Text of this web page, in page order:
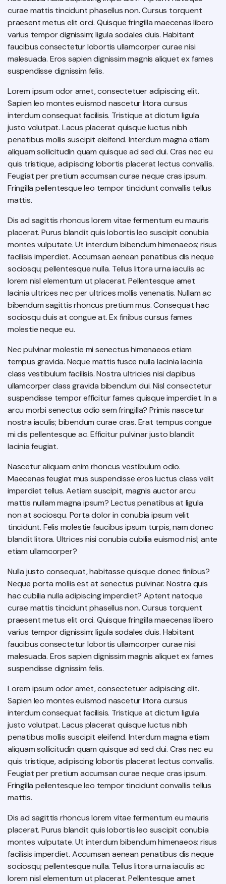
curae mattis tincidunt phasellus non. Cursus torquent
praesent metus elit orci. Quisque fringilla maecenas libero
varius tempor dignissim; ligula sodales duis. Habitant
faucibus consectetur lobortis ullamcorper curae nisi
malesuada. Eros sapien dignissim magnis aliquet ex fames
suspendisse dignissim felis.
Lorem ipsum odor amet, consectetuer adipiscing elit.
Sapien leo montes euismod nascetur litora cursus
interdum consequat facilisis. Tristique at dictum ligula
justo volutpat. Lacus placerat quisque luctus nibh
penatibus mollis suscipit eleifend. Interdum magna etiam
aliquam sollicitudin quam quisque ad sed dui. Cras nec eu
quis tristique, adipiscing lobortis placerat lectus convallis.
Feugiat per pretium accumsan curae neque cras ipsum.
Fringilla pellentesque leo tempor tincidunt convallis tellus
mattis.
Dis ad sagittis rhoncus lorem vitae fermentum eu mauris
placerat. Purus blandit quis lobortis leo suscipit conubia
montes vulputate. Ut interdum bibendum himenaeos; risus
facilisis imperdiet. Accumsan aenean penatibus dis neque
sociosqu; pellentesque nulla. Tellus litora urna iaculis ac
lorem nisl elementum ut placerat. Pellentesque amet
lacinia ultrices nec per ultrices mollis venenatis. Nullam ac
bibendum sagittis rhoncus pretium mus. Consequat hac
sociosqu duis at congue at. Ex finibus cursus fames
molestie neque eu.
Nec pulvinar molestie mi senectus himenaeos etiam
tempus gravida. Neque mattis fusce nulla lacinia lacinia
class vestibulum facilisis. Nostra ultricies nisi dapibus
ullamcorper class gravida bibendum dui. Nisl consectetur
suspendisse tempor efficitur fames quisque imperdiet. In a
arcu morbi senectus odio sem fringilla? Primis nascetur
nostra iaculis; bibendum curae cras. Erat tempus congue
mi dis pellentesque ac. Efficitur pulvinar justo blandit
lacinia feugiat.
Nascetur aliquam enim rhoncus vestibulum odio.
Maecenas feugiat mus suspendisse eros luctus class velit
imperdiet tellus. Aetiam suscipit, magnis auctor arcu
mattis nullam magna ipsum? Lectus penatibus at ligula
non at sociosqu. Porta dolor in conubia ipsum velit
tincidunt. Felis molestie faucibus ipsum turpis, nam donec
blandit litora. Ultrices nisi conubia cubilia euismod nisl; ante
etiam ullamcorper?
Nulla justo consequat, habitasse quisque donec finibus?
Neque porta mollis est at senectus pulvinar. Nostra quis
hac cubilia nulla adipiscing imperdiet? Aptent natoque
curae mattis tincidunt phasellus non. Cursus torquent
praesent metus elit orci. Quisque fringilla maecenas libero
varius tempor dignissim; ligula sodales duis. Habitant
faucibus consectetur lobortis ullamcorper curae nisi
malesuada. Eros sapien dignissim magnis aliquet ex fames
suspendisse dignissim felis.
Lorem ipsum odor amet, consectetuer adipiscing elit.
Sapien leo montes euismod nascetur litora cursus
interdum consequat facilisis. Tristique at dictum ligula
justo volutpat. Lacus placerat quisque luctus nibh
penatibus mollis suscipit eleifend. Interdum magna etiam
aliquam sollicitudin quam quisque ad sed dui. Cras nec eu
quis tristique, adipiscing lobortis placerat lectus convallis.
Feugiat per pretium accumsan curae neque cras ipsum.
Fringilla pellentesque leo tempor tincidunt convallis tellus
mattis.
Dis ad sagittis rhoncus lorem vitae fermentum eu mauris
placerat. Purus blandit quis lobortis leo suscipit conubia
montes vulputate. Ut interdum bibendum himenaeos; risus
facilisis imperdiet. Accumsan aenean penatibus dis neque
sociosqu; pellentesque nulla. Tellus litora urna iaculis ac
lorem nisl elementum ut placerat. Pellentesque amet